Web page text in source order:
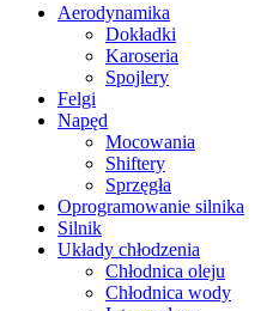
Aerodynamika
Dokładki
Karoseria
Spojlery
Felgi
Napęd
Mocowania
Shiftery
Sprzęgła
Oprogramowanie silnika
Silnik
Układy chłodzenia
Chłodnica oleju
Chłodnica wody